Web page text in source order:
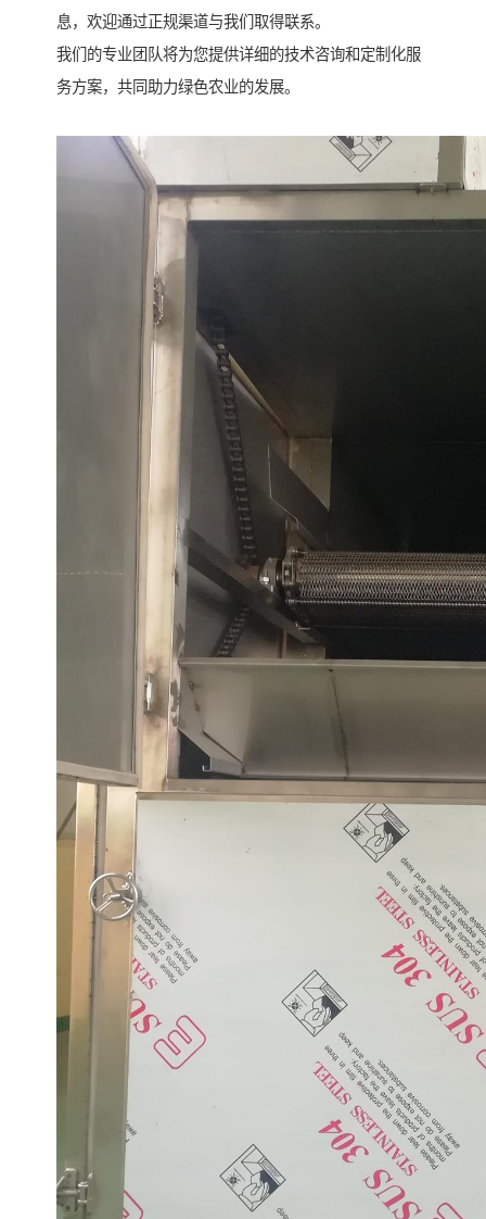
息，欢迎通过正规渠道与我们取得联系。
我们的专业团队将为您提供详细的技术咨询和定制化服
务方案，共同助力绿色农业的发展。